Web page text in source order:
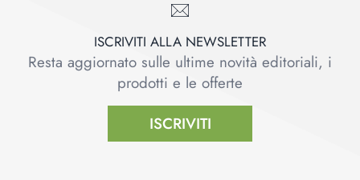
ISCRIVITI ALLA NEWSLETTER
Resta aggiornato sulle ultime novità editoriali, i
prodotti e le offerte
ISCRIVITI